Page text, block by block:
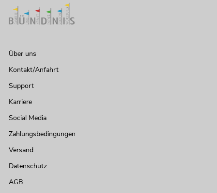
Über uns
Kontakt/Anfahrt
Support
Karriere
Social Media
Zahlungsbedingungen
Versand
Datenschutz
AGB